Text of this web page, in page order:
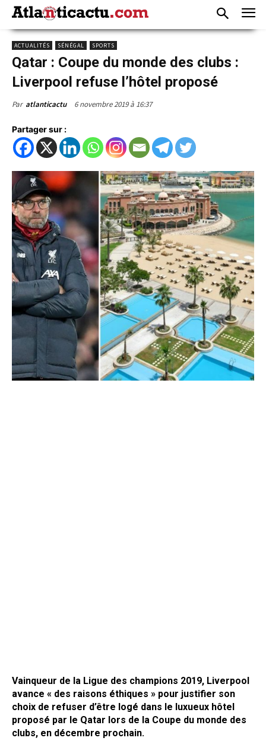
ACTUALITÉS SÉNÉGAL SPORTS
Qatar : Coupe du monde des clubs :
Liverpool refuse l’hôtel proposé
Par atlanticactu 6 novembre 2019 à 16:37
Partager sur :
Vainqueur de la Ligue des champions 2019, Liverpool
avance « des raisons éthiques » pour justifier son
choix de refuser d’être logé dans le luxueux hôtel
proposé par le Qatar lors de la Coupe du monde des
clubs, en décembre prochain.